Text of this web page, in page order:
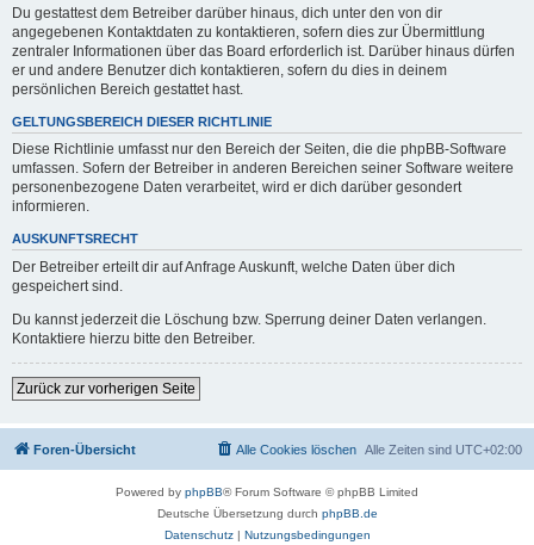
Du gestattest dem Betreiber darüber hinaus, dich unter den von dir
angegebenen Kontaktdaten zu kontaktieren, sofern dies zur Übermittlung
zentraler Informationen über das Board erforderlich ist. Darüber hinaus dürfen
er und andere Benutzer dich kontaktieren, sofern du dies in deinem
persönlichen Bereich gestattet hast.
GELTUNGSBEREICH DIESER RICHTLINIE
Diese Richtlinie umfasst nur den Bereich der Seiten, die die phpBB-Software
umfassen. Sofern der Betreiber in anderen Bereichen seiner Software weitere
personenbezogene Daten verarbeitet, wird er dich darüber gesondert
informieren.
AUSKUNFTSRECHT
Der Betreiber erteilt dir auf Anfrage Auskunft, welche Daten über dich
gespeichert sind.
Du kannst jederzeit die Löschung bzw. Sperrung deiner Daten verlangen.
Kontaktiere hierzu bitte den Betreiber.
Zurück zur vorherigen Seite
Foren-Übersicht Alle Zeiten sind UTC+02:00
Alle Cookies löschen
Powered by phpBB® Forum Software © phpBB Limited
Deutsche Übersetzung durch phpBB.de
Datenschutz| Nutzungsbedingungen